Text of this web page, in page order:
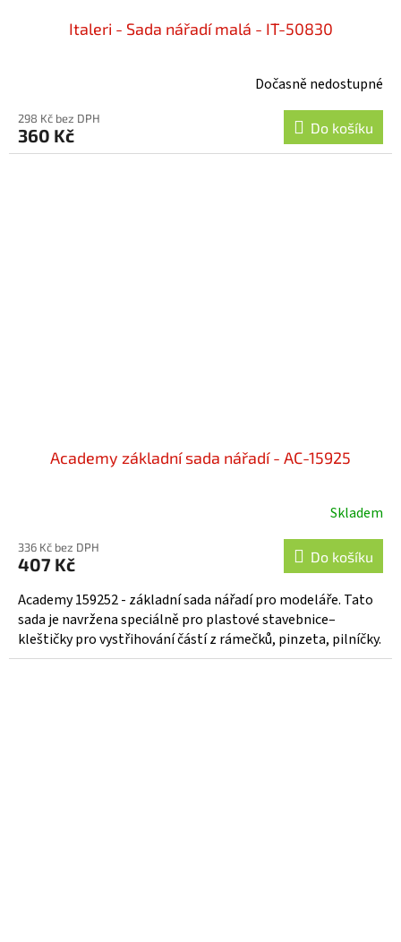
Italeri - Sada nářadí malá - IT-50830
Dočasně nedostupné
298 Kč bez DPH
360 Kč Do košíku
Academy základní sada nářadí - AC-15925
Skladem
336 Kč bez DPH
407 Kč Do košíku
Academy 159252 - základní sada nářadí pro modeláře. Tato
sada je navržena speciálně pro plastové stavebnice–
kleštičky pro vystřihování částí z rámečků, pinzeta, pilníčky.